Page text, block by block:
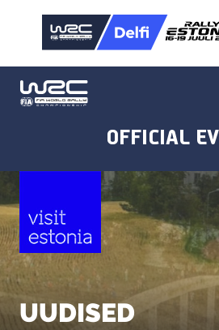
UUDISED